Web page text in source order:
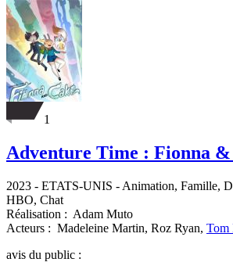
1
Adventure Time : Fionna &
2023 - ETATS-UNIS - Animation, Famille,
HBO, Chat
Réalisation : Adam Muto
Acteurs : Madeleine Martin, Roz Ryan, Tom
avis du public :